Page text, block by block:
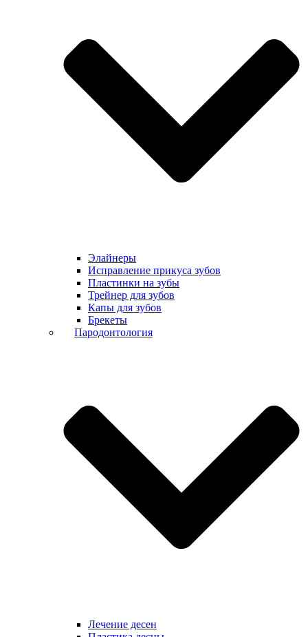
Элайнеры
Исправление прикуса зубов
Пластинки на зубы
Трейнер для зубов
Капы для зубов
Брекеты
Пародонтология
Лечение десен